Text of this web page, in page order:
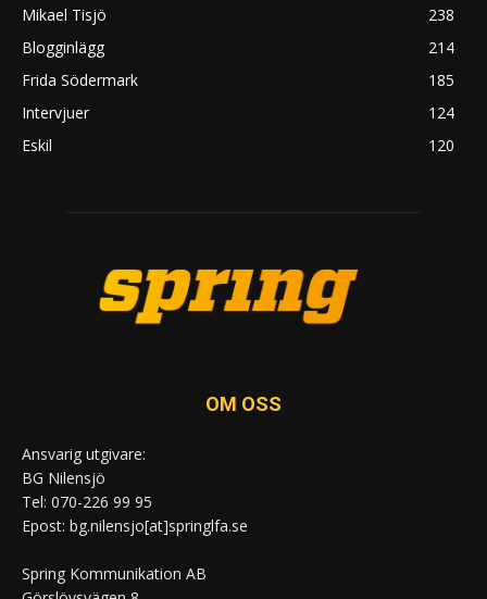
Mikael Tisjö
238
Blogginlägg
214
Frida Södermark
185
Intervjuer
124
Eskil
120
OM OSS
Ansvarig utgivare:
BG Nilensjö
Tel: 070-226 99 95
Epost: bg.nilensjo[at]springlfa.se
Spring Kommunikation AB